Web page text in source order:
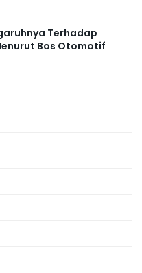
Terhadap
Bos Otomotif